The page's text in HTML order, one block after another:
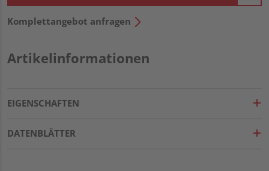
Komplettangebot anfragen
Artikelinformationen
EIGENSCHAFTEN
DATENBLÄTTER